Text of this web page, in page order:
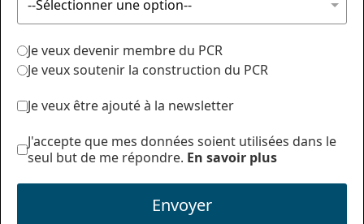
Je veux devenir membre du PCR
Je veux soutenir la construction du PCR
Je veux être ajouté à la newsletter
J'accepte que mes données soient utilisées dans le
seul but de me répondre. En savoir plus
Envoyer